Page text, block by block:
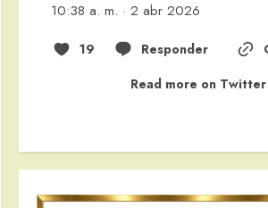
10:38 a. m. · 2 abr 2026
19 Responder
Read more on Twitter